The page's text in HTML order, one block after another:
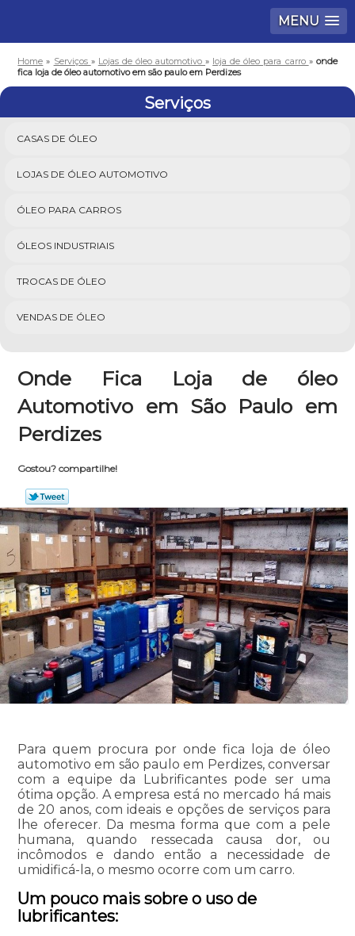
MENU
Home » Serviços » Lojas de óleo automotivo» loja de óleo para carro » onde
fica loja de óleo automotivo em são paulo em Perdizes
Serviços
CASAS DE ÓLEO
LOJAS DE ÓLEO AUTOMOTIVO
ÓLEO PARA CARROS
ÓLEOS INDUSTRIAIS
TROCAS DE ÓLEO
VENDAS DE ÓLEO
Onde Fica Loja de óleo
Automotivo em São Paulo em
Perdizes
Gostou? compartilhe!
Para quem procura por onde fica loja de óleo
automotivo em são paulo em Perdizes, conversar
com a equipe da Lubrificantes pode ser uma
ótima opção. A empresa está no mercado há mais
de 20 anos, com ideais e opções de serviços para
lhe oferecer. Da mesma forma que com a pele
humana, quando ressecada causa dor, ou
incômodos e dando então a necessidade de
umidificá-la, o mesmo ocorre com um carro.
Um pouco mais sobre o uso de
lubrificantes: